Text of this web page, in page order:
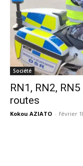
Société
RN1, RN2,
routes
Kokou AZIATO - février